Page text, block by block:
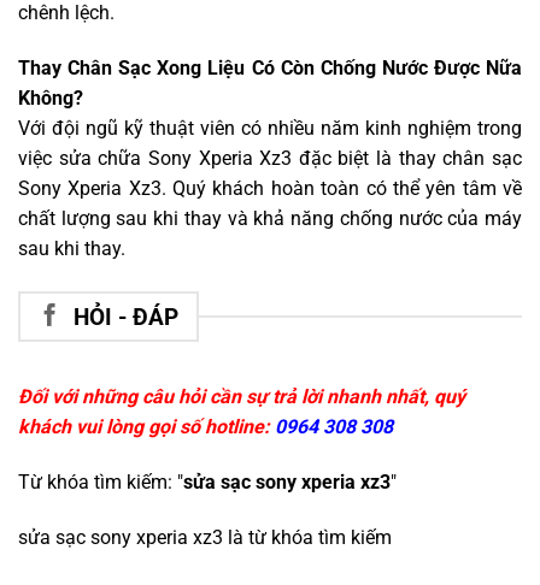
chênh lệch.
Thay Chân Sạc Xong Liệu Có Còn Chống Nước Được Nữa
Không?
Với đội ngũ kỹ thuật viên có nhiều năm kinh nghiệm trong
việc sửa chữa Sony Xperia Xz3 đặc biệt là thay chân sạc
Sony Xperia Xz3. Quý khách hoàn toàn có thể yên tâm về
chất lượng sau khi thay và khả năng chống nước của máy
sau khi thay.
HỎI - ĐÁP
Đối với những câu hỏi cần sự trả lời nhanh nhất, quý
khách vui lòng gọi số hotline: 0964 308 308
Từ khóa tìm kiếm: "sửa sạc sony xperia xz3"
sửa sạc sony xperia xz3 là từ khóa tìm kiếm